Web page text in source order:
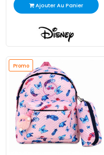
Ajouter Au Panier
Promo